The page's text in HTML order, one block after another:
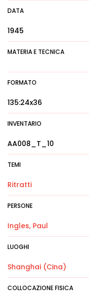
DATA
1945
MATERIA E TECNICA
FORMATO
135:24x36
INVENTARIO
AA008_T_10
TEMI
Ritratti
PERSONE
Ingles, Paul
LUOGHI
Shanghai (Cina)
COLLOCAZIONE FISICA